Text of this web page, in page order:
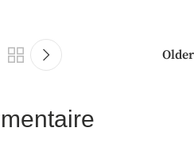
Older